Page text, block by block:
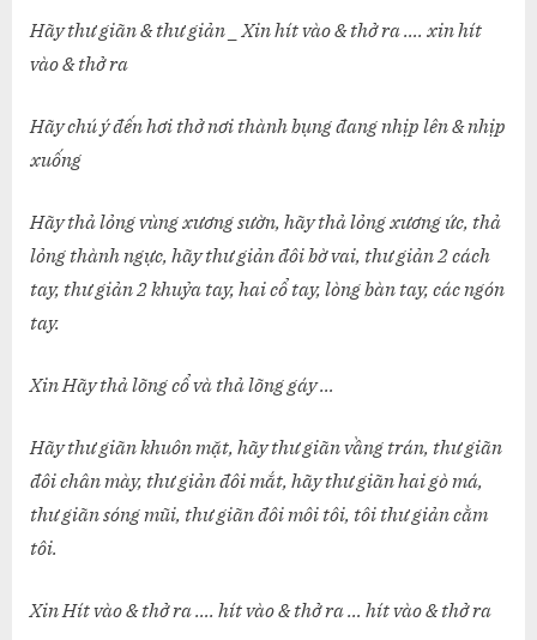
Hãy thư giãn & thư giản _ Xin hít vào & thở ra …. xin hít
vào & thở ra
Hãy chú ý đến hơi thở nơi thành bụng đang nhịp lên & nhịp
xuống
Hãy thả lỏng vùng xương sườn, hãy thả lỏng xương ức, thả
lỏng thành ngực, hãy thư giản đôi bờ vai, thư giản 2 cách
tay, thư giản 2 khuỷa tay, hai cổ tay, lòng bàn tay, các ngón
tay.
Xin Hãy thả lõng cổ và thả lõng gáy …
Hãy thư giãn khuôn mặt, hãy thư giãn vầng trán, thư giãn
đôi chân mày, thư giản đôi mắt, hãy thư giãn hai gò má,
thư giãn sóng mũi, thư giãn đôi môi tôi, tôi thư giản cằm
tôi.
Xin Hít vào & thở ra …. hít vào & thở ra … hít vào & thở ra